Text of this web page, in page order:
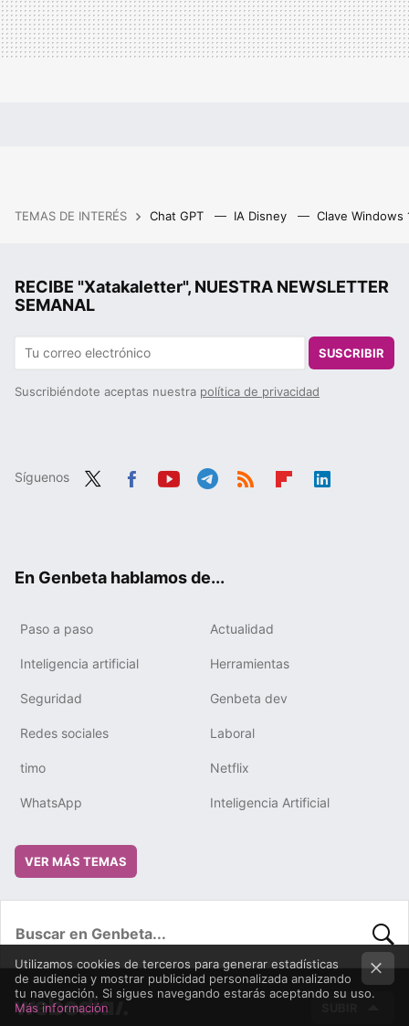
TEMAS DE INTERÉS Chat GPT IA Disney Clave Windows
RECIBE "Xatakaletter", NUESTRA NEWSLETTER
SEMANAL
SUSCRIBIR
Suscribiéndote aceptas nuestra política de privacidad
Síguenos
En Genbeta hablamos de...
Paso a paso Actualidad
Inteligencia artificial Herramientas
Seguridad Genbeta dev
Redes sociales Laboral
timo Netflix
WhatsApp Inteligencia Artificial
VER MÁS TEMAS
Utilizamos cookies de terceros para generar estadísticas
de audiencia y mostrar publicidad personalizada analizando
tu navegación. Si sigues navegando estarás aceptando su uso.
Más información